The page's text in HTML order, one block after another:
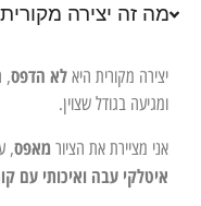
מה זה יצירה
יצירה מקורית היא לא הדפס,
ומגיעה בגודל שצוין.
אני מציירת את הציור מאפס,
איטלקי עבה ואיכותי עם